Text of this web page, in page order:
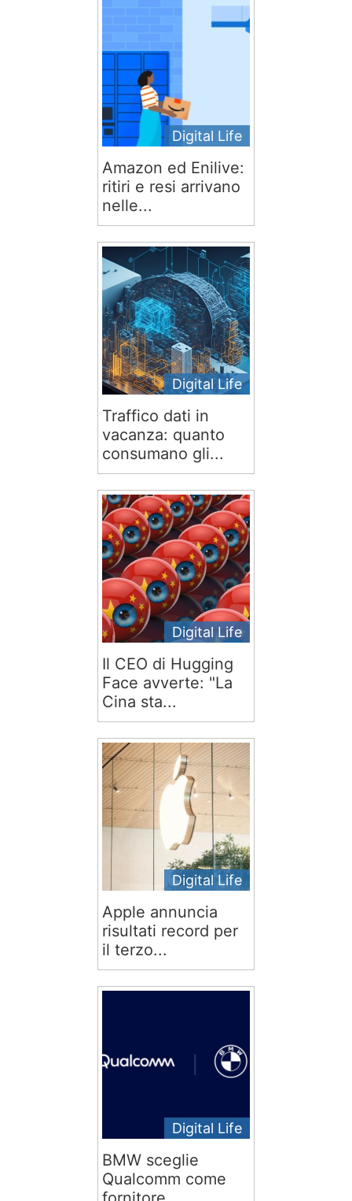
Digital Life
Amazon ed Enilive:
ritiri e resi arrivano
nelle...
Digital Life
Traffico dati in
vacanza: quanto
consumano gli...
Digital Life
Il CEO di Hugging
Face avverte: "La
Cina sta...
Digital Life
Apple annuncia
risultati record per
il terzo...
Digital Life
BMW sceglie
Qualcomm come